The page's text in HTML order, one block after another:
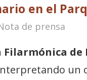
en el
de prensa
Filarmónica de
un